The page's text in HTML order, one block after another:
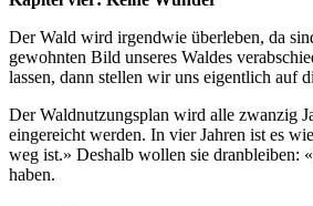
Der Wald wird irgendwie überleben, da
gewohnten Bild unseres Waldes
lassen, dann stellen wir uns eigentlich auf
Der Waldnutzungsplan wird alle zwanzig
eingereicht werden. In vier Jahren ist es
weg ist.» Deshalb wollen sie dranbleiben:
haben.